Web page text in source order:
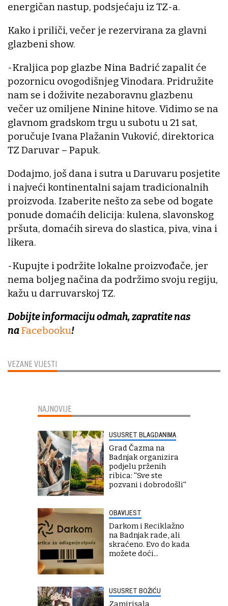
VEZANE VIJESTI
energičan nastup, podsjećaju iz TZ-a.
Kako i priliči, večer je rezervirana za glavni
glazbeni show.
-Kraljica pop glazbe Nina Badrić zapalit će
pozornicu ovogodišnjeg Vinodara. Pridružite
nam se i doživite nezaboravnu glazbenu
večer uz omiljene Ninine hitove. Vidimo se na
glavnom gradskom trgu u subotu u 21 sat,
poručuje Ivana Plažanin Vuković, direktorica
TZ Daruvar – Papuk.
Dodajmo, još dana i sutra u Daruvaru posjetite
i najveći kontinentalni sajam tradicionalnih
proizvoda. Izaberite nešto za sebe od bogate
ponude domaćih delicija: kulena, slavonskog
pršuta, domaćih sireva do slastica, piva, vina i
likera.
-Kupujte i podržite lokalne proizvođače, jer
nema boljeg načina da podržimo svoju regiju,
kažu u darruvarskoj TZ.
Dobijte informaciju odmah, zapratite nas
naFacebooku!
NAJNOVIJE
USUSRET BLAGDANIMA
Grad Čazma na
Badnjak organizira
podjelu prženih
ribica: ''Sve ste
pozvani i dobrodošli''
OBAVIJEST
Darkom i Reciklažno
na Badnjak rade, ali
skraćeno. Evo do kada
možete doći...
USUSRET BOŽIĆU
Zamirisala